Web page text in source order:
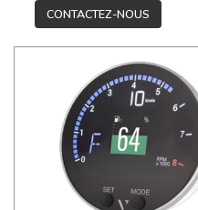
CONTACTEZ-NOUS